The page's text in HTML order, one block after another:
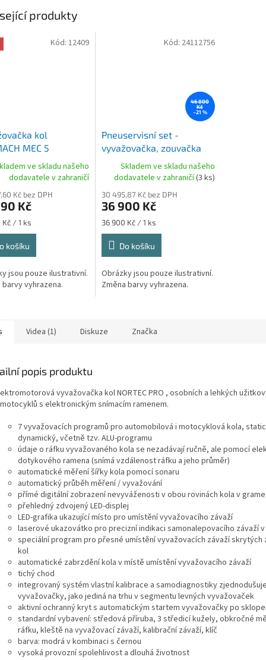
produkty
kol
MEC 5
ve skladu našeho
dodavatele v zahraničí
Kč bez DPH
Kč
/ 1 ks
košíku
jsou pouze ilustrativní.
barvy vyhrazena.
Kód: 12409
46 800
Kč
–21 %
Pneuservisní set -
vyvažovačka, zouvačka
GRUBBER
Skladem ve skladu našeho
dodavatele v zahraničí(3 ks)
30 495,87 Kč bez DPH
36 900 Kč
Měrná
cena:
36 900 Kč / 1 ks
Do košíku
Obrázky jsou pouze ilustrativní.
Změna barvy vyhrazena.
Kód: 24112756
Videa (1) Diskuze Značka
popis produktu
vyvažovačka kol NORTEC PRO , osobních a lehkých
s elektronickým snímacím ramenem.
7 vyvažovacích programů pro automobilová i motocyklová kola,
dynamický, včetně tzv. ALU-programu
údaje o ráfku vyvažovaného kola se nezadávají ručně, ale pomocí
dotykového ramena (snímá vzdálenost ráfku a jeho průměr)
automatické měření šířky kola pomocí sonaru
automatický průběh měření / vyvažování
přímé digitální zobrazení nevyváženosti v obou rovinách kola v
přehledný zdvojený LED-displej
LED-grafika ukazující místo pro umístění vyvažovacího závaží
laserové ukazovátko pro precizní indikaci samonalepovacího závaží v
speciální program pro přesné umístění vyvažovacích závaží skrytých
kol
automatické zabrzdění kola v místě umístění vyvažovacího závaží
tichý chod
integrovaný systém vlastní kalibrace a samodiagnostiky
vyvažovačky, jako jediná na trhu v segmentu levných vyvažovaček
aktivní ochranný kryt s automatickým startem vyvažovačky po
standardní vybavení: středová příruba, 3 středicí kužely, obkročné
ráfku, kleště na vyvažovací závaží, kalibrační závaží, klíč
barva: modrá v kombinaci s černou
vysoká provozní spolehlivost a dlouhá životnost